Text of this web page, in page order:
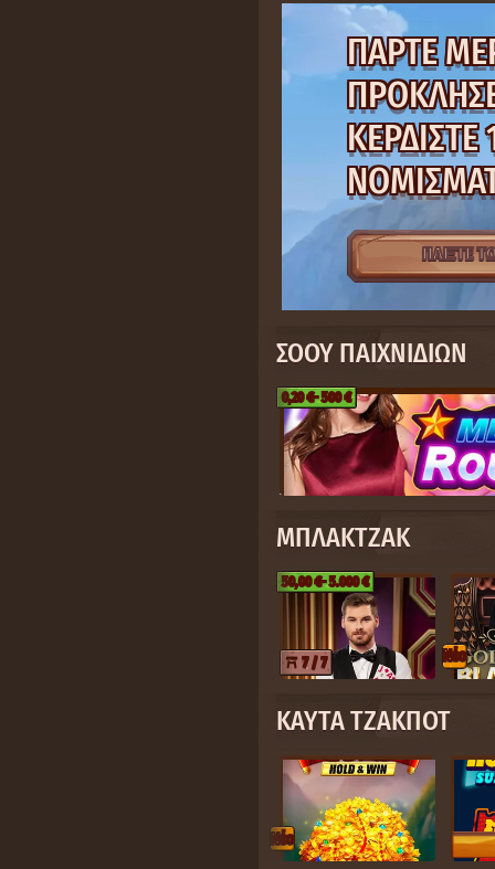
26
9 5 29
9
23
17
19
ΣΌΟΥ ΠΑΙΧΝΙΔΙΏΝ
0,20 €- 500 €
ΜΠΛΆΚΤΖΑΚ
50,00 €- 5.000 €
7 / 7 Nέο
ΚΑΥΤΆ ΤΖΆΚΠΟΤ
Nέο
ΠΆΡΤΕ
ΚΕΡΔΊΣΤΕ
ΠΑΙΞΤΕ